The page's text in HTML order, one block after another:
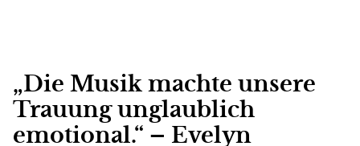
„Die Musik machte unsere
Trauung unglaublich
emotional.“ – Evelyn